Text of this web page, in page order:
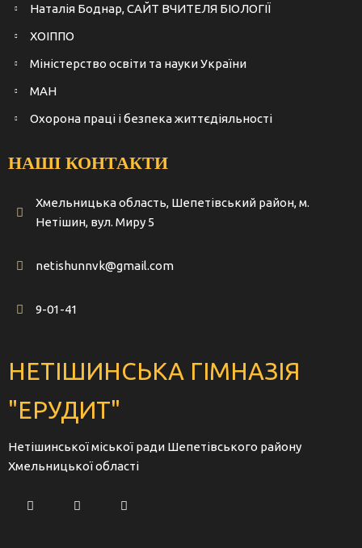
Наталія Боднар, САЙТ ВЧИТЕЛЯ БІОЛОГІЇ
ХОІППО
Міністерство освіти та науки України
МАН
Охорона праці і безпека життєдіяльності
НАШІ КОНТАКТИ
Хмельницька область, Шепетівський район, м.
Нетішин, вул. Миру 5
netishunnvk@gmail.com
9-01-41
НЕТІШИНСЬКА ГІМНАЗІЯ
"ЕРУДИТ"
Нетішинської міської ради Шепетівського району
Хмельницької області